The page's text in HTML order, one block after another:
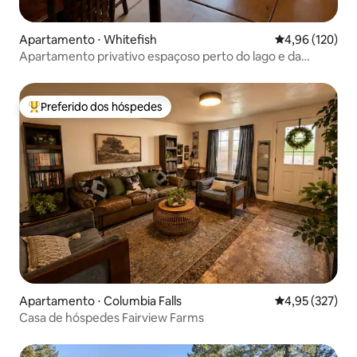
Apartamento ⋅ Whitefish 4,96 de uma
4,96 (120)
Apartamento privativo espaçoso perto do lago e da
Entre os melhores preferidos dos hóspedes
Preferido dos hóspedes
Apartamento ⋅ Columbia Falls 4,95 de uma
4,95 (327)
Casa de hóspedes Fairview Farms